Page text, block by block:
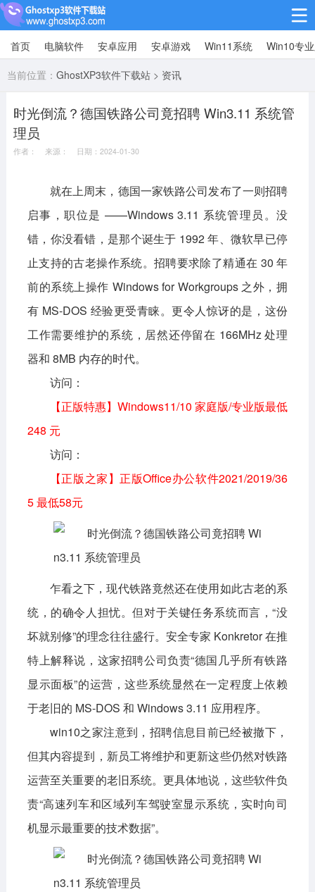
Win10专业版
Win10纯净版
Win11系统
win11下载64位 win11下载32位
休闲益智 赛车竞速 冒险解谜
动作射击 经营策略 体育竞技
安卓应用
影音播放 系统工具 社交通讯
教育学习 网络购物 金融理财
生活实用
电脑软件
网络软件
图形图像 媒体软件 行业软件
安全软件
编程开发 教育教学
首页 电脑软件 安卓应用 安卓游戏 Win11系统 Win10专
当前位置： GhostXP3软件下载站 > 资讯
时光倒流？德国铁路公司竟招聘 Win3.11 系统管
理员
作者： 来源： 日期：2024-01-30
就在上周末，德国一家铁路公司发布了一则招聘
启事，职位是 ——Windows 3.11 系统管理员。没
错，你没看错，是那个诞生于 1992 年、微软早已停
止支持的古老操作系统。招聘要求除了精通在 30 年
前的系统上操作 Windows for Workgroups 之外，拥
有 MS-DOS 经验更受青睐。更令人惊讶的是，这份
工作需要维护的系统，居然还停留在 166MHz 处理
器和 8MB 内存的时代。
访问：
【正版特惠】Windows11/10 家庭版/专业版最低
248 元
访问：
【正版之家】正版Office办公软件2021/2019/36
5 最低58元
乍看之下，现代铁路竟然还在使用如此古老的系
统，的确令人担忧。但对于关键任务系统而言，“没
坏就别修”的理念往往盛行。安全专家 Konkretor 在推
特上解释说，这家招聘公司负责“德国几乎所有铁路
显示面板”的运营，这些系统显然在一定程度上依赖
于老旧的 MS-DOS 和 Windows 3.11 应用程序。
win10之家注意到，招聘信息目前已经被撤下，
但其内容提到，新员工将维护和更新这些仍然对铁路
运营至关重要的老旧系统。更具体地说，这些软件负
责“高速列车和区域列车驾驶室显示系统，实时向司
机显示最重要的技术数据”。